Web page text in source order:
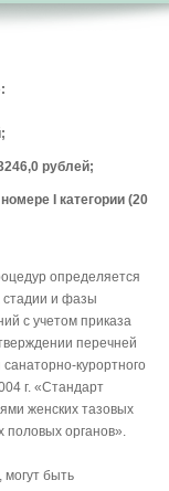
рублей;
категории (20
определяется
стадии и фазы
с учетом приказа
перечней
курортного
г. «Стандарт
женских тазовых
половых органов».
быть